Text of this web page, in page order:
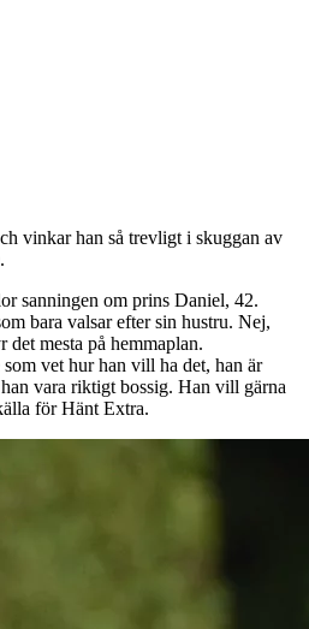
vinkar han så trevligt i skuggan av
sanningen om prins Daniel, 42.
bara valsar efter sin hustru. Nej,
det mesta på hemmaplan.
vet hur han vill ha det, han är
vara riktigt bossig. Han vill gärna
för Hänt Extra.